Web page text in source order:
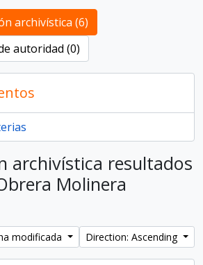
archivística (6)
autoridad (0)
archivística resultados
Molinera
modificada Direction: Ascending